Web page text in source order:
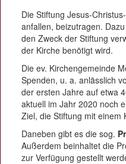
Die Stiftung Jesus-
anfallen, beizutragen.
den Zweck der Stiftung
der Kirche benötigt wird.
Die ev. Kirchengemeinde
Spenden, u. a. anlässlich
der ersten Jahre auf etwa
aktuell im Jahr 2020 noch
Ziel, die Stiftung mit einem
Daneben gibt es die sog.
Außerdem beinhaltet die
zur Verfügung gestellt